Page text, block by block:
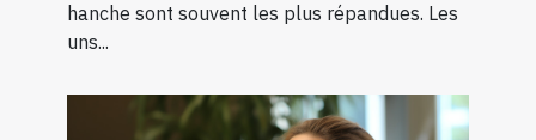
hanche sont souvent les plus répandues. Les
uns...